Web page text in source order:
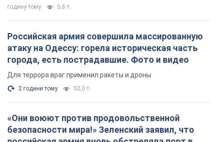
годину тому 5,6 т.
Российская армия совершила массированную
атаку на Одессу: горела историческая часть
города, есть пострадавшие. Фото и видео
Для террора враг применил ракеты и дроны
2 години тому 52,0 т.
«Они воюют против продовольственной
безопасности мира!» Зеленский заявил, что